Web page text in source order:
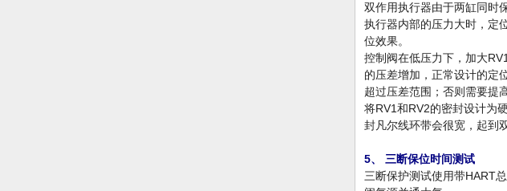
双作用执行器由于两缸同时
执行器内部的压力大时，定
位效果。
控制阀在低压力下，加大
的压差增加，正常设计的定
超过压差范围；否则需要提
将RV1和RV2的密封设计为
封凡尔线环带会很宽，起到
5、 三断保位时间测试
三断保护测试使用带HART